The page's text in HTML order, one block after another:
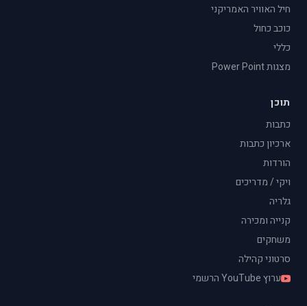
חיל האוויר האמריקני
כוכב כחול
כללי
מצגות Power Point
תוכן
כתבות
ארכיון כתבות
הורדות
ויקי / מדריכים
גלריה
קנייה ומכירה
משחקים
סרטוני קהילה
ערוץ YouTube הרשמי